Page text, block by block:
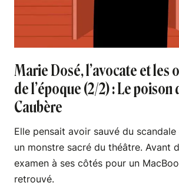
Marie Dosé, l’avocate et les
de l’époque (2/2) : Le poison
Caubère
Elle pensait avoir sauvé du scandale
un monstre sacré du théâtre. Avant
examen à ses côtés pour un
retrouvé.